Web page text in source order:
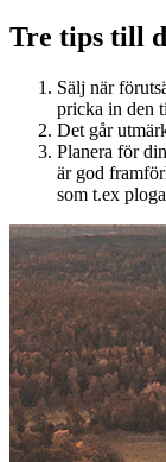
Tre tips till
Sälj när
pricka in den
Det går
Planera för
är god
som t.ex